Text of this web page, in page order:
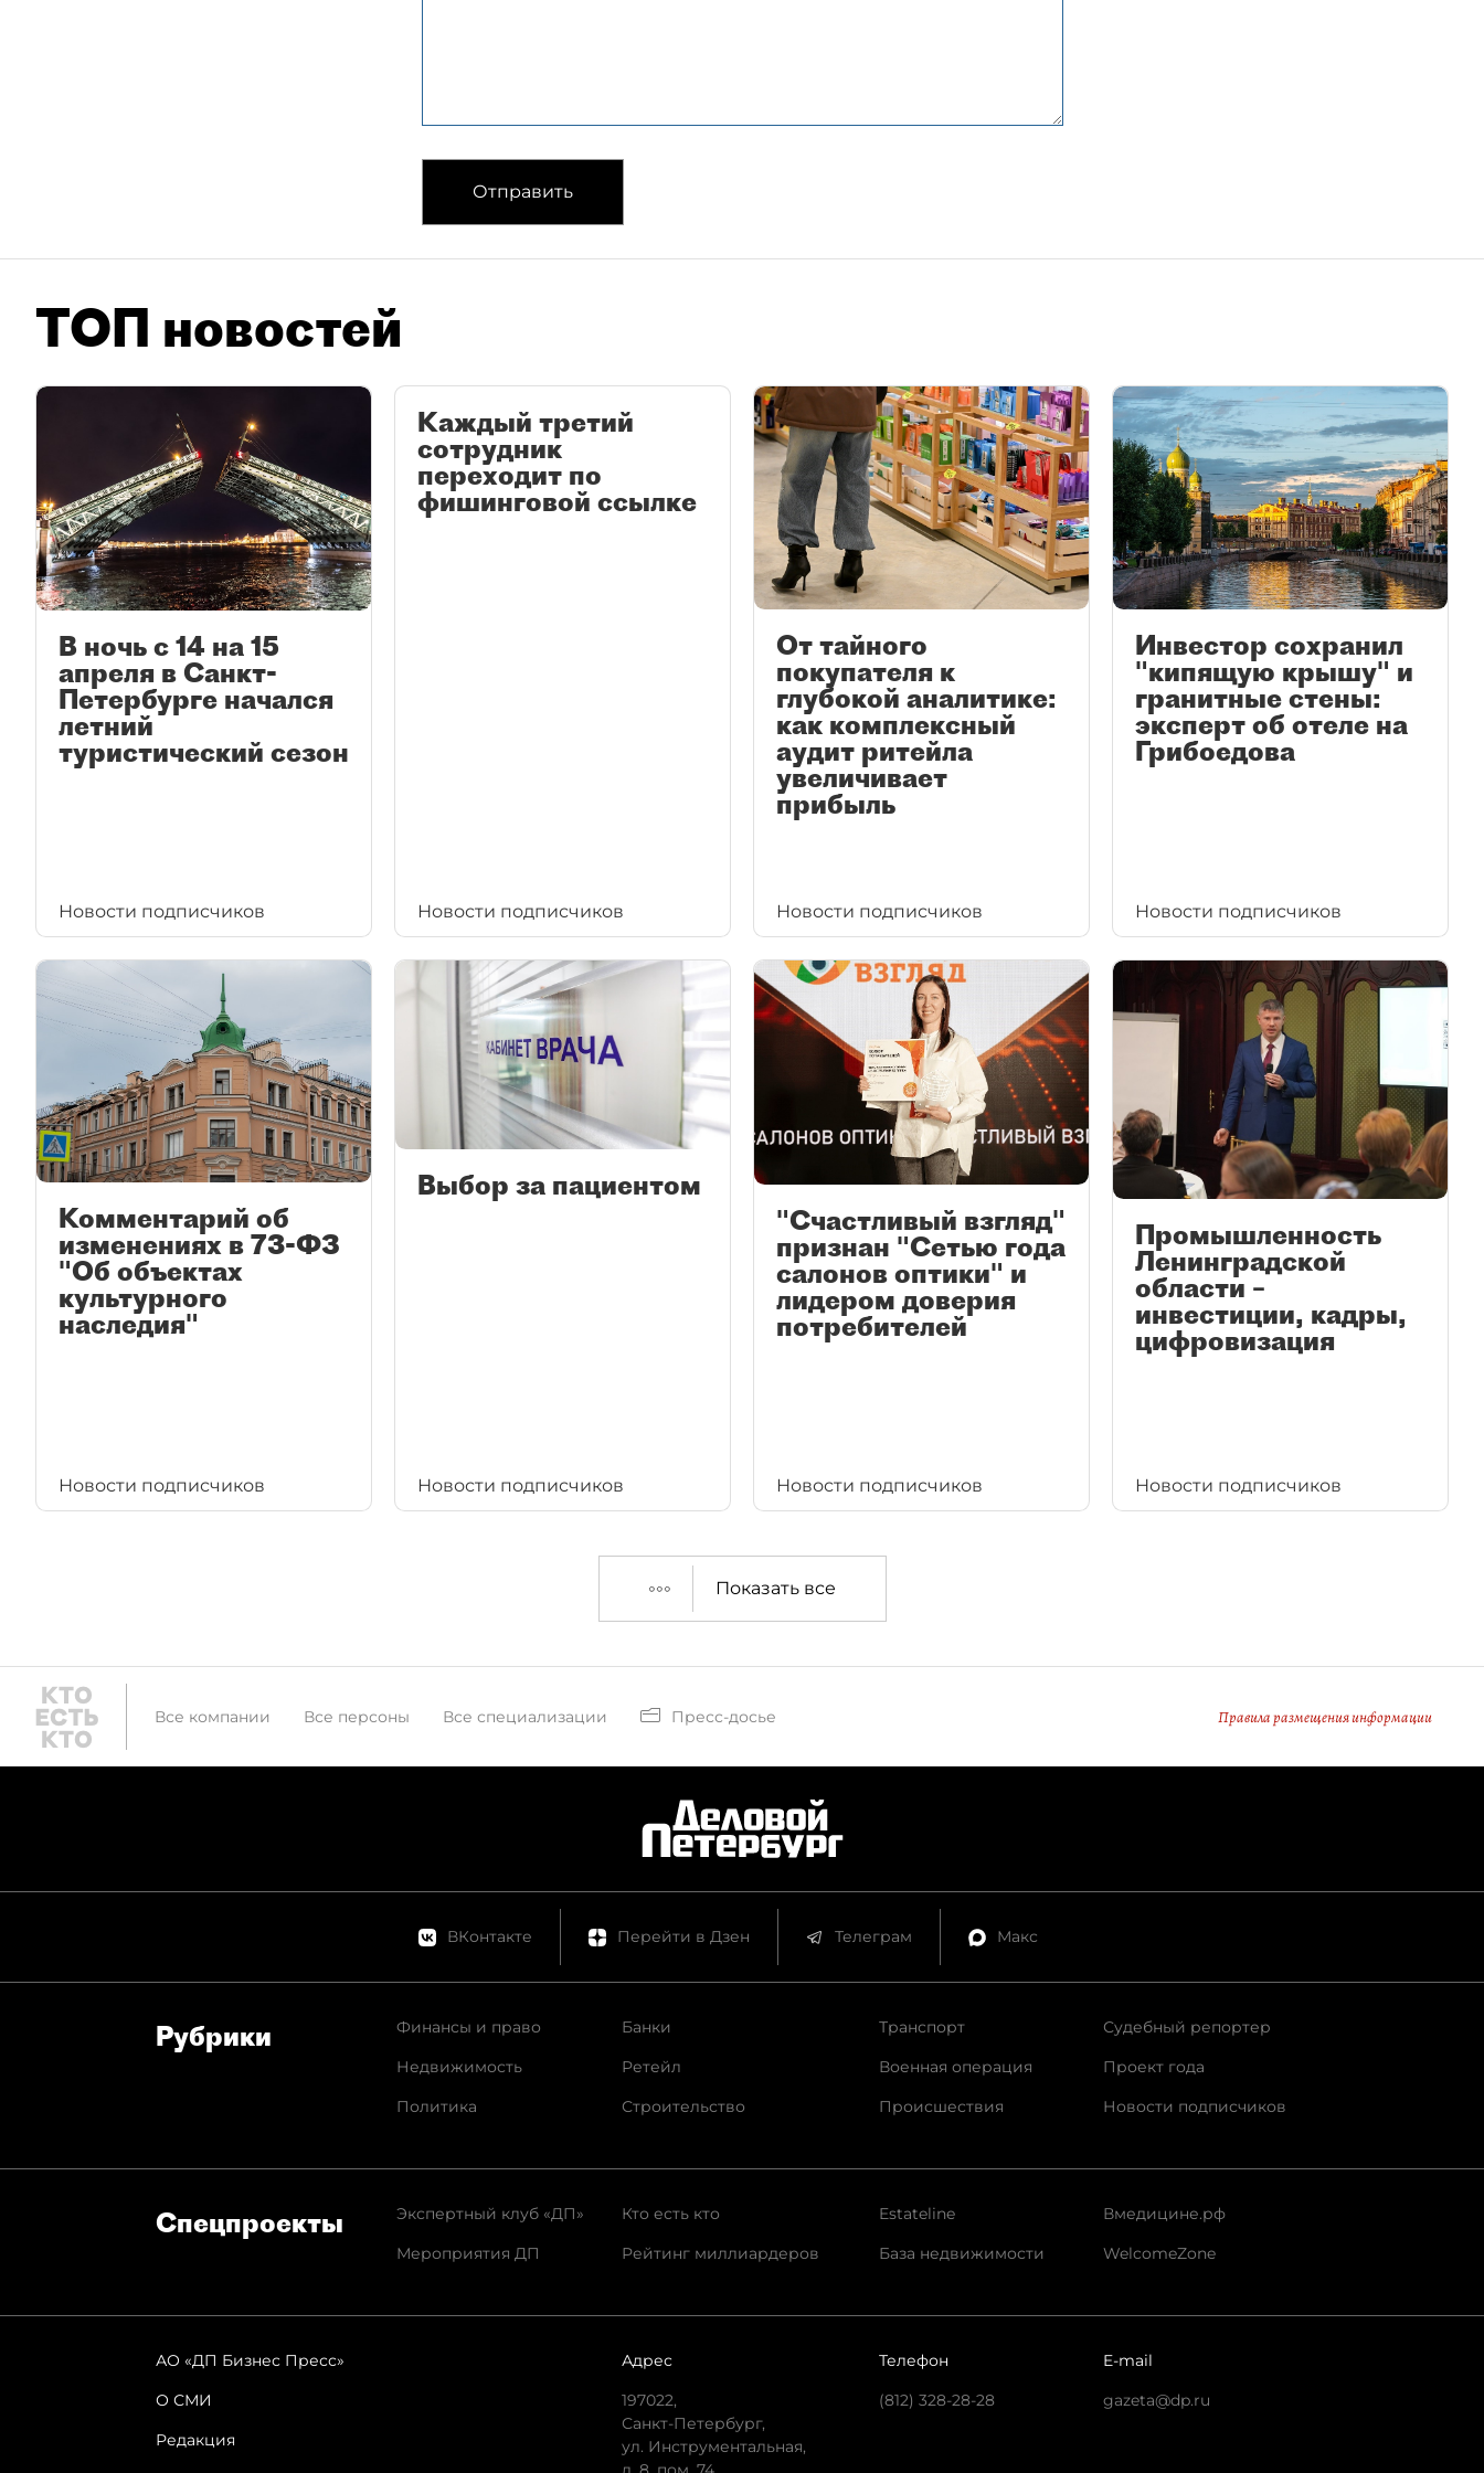
Отправить
ТОП новостей
В ночь с 14 на 15
апреля в Санкт-
Петербурге начался
летний
туристический сезон
Новости подписчиков
Каждый третий
сотрудник
переходит по
фишинговой ссылке
Новости подписчиков
От тайного
покупателя к
глубокой аналитике:
как комплексный
аудит ритейла
увеличивает
прибыль
Новости подписчиков
Инвестор сохранил
"кипящую крышу" и
гранитные стены:
эксперт об отеле на
Грибоедова
Новости подписчиков
Комментарий об
изменениях в 73-ФЗ
"Об объектах
культурного
наследия"
Новости подписчиков
Выбор за пациентом
Новости подписчиков
"Счастливый взгляд"
признан "Сетью года
салонов оптики" и
лидером доверия
потребителей
Новости подписчиков
Промышленность
Ленинградской
области –
инвестиции, кадры,
цифровизация
Новости подписчиков
Показать все
Все компании Все персоны Все специализации Пресс-досье Правила размещения информации
ВКонтакте Перейти в Дзен Телеграм Макс
Рубрики
Финансы и право
Недвижимость
Политика
Банки
Ретейл
Строительство
Транспорт
Военная операция
Происшествия
Судебный репортер
Проект года
Новости подписчиков
Спец­проекты
Экспертный клуб «ДП»
Мероприятия ДП
Кто есть кто
Рейтинг миллиардеров
Estateline
База недвижимости
Вмедицине.рф
WelcomeZone
АО «ДП Бизнес Пресс»
О СМИ
Редакция
Адрес
197022,
Санкт-Петербург,
ул. Инструментальная,
Телефон
(812) 328-28-28
E-mail
gazeta@dp.ru